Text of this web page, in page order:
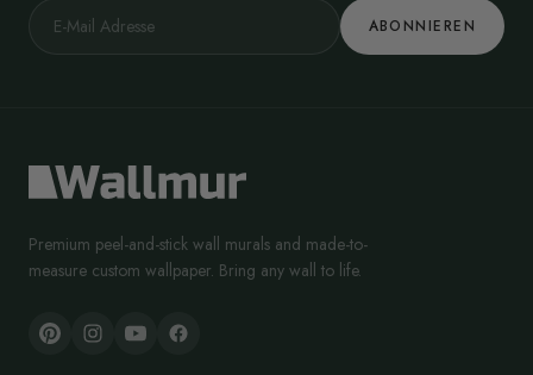
ABONNIEREN
Premium peel-and-stick wall murals and made-to-
measure custom wallpaper. Bring any wall to life.